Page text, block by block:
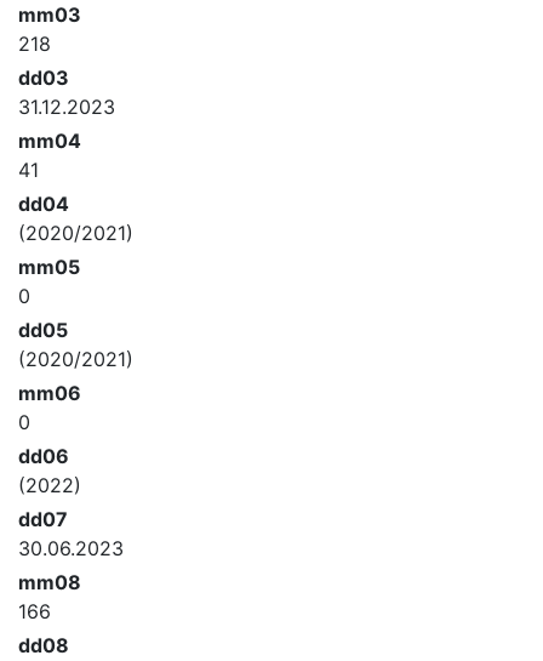
mm03
218
dd03
31.12.2023
mm04
41
dd04
(2020/2021)
mm05
0
dd05
(2020/2021)
mm06
0
dd06
(2022)
dd07
30.06.2023
mm08
166
dd08